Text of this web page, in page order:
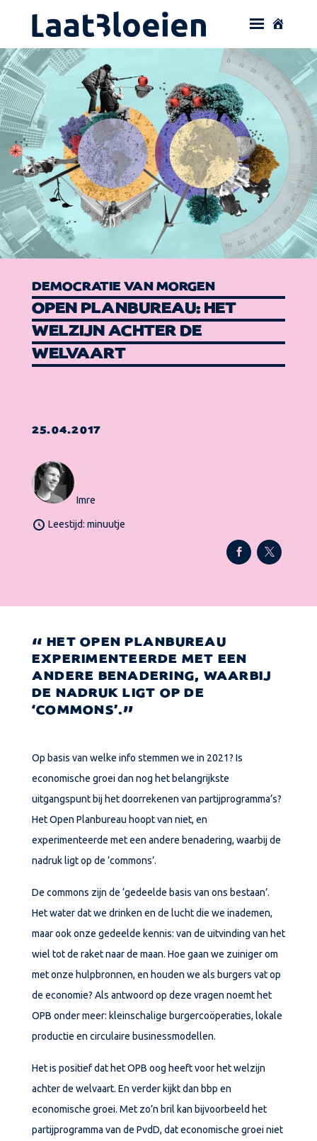
DEMOCRATIE VAN MORGEN
OPEN PLANBUREAU: HET
WELZIJN ACHTER DE
WELVAART
25.04.2017
Imre
Leestijd: minuutje
HET OPEN PLANBUREAU
EXPERIMENTEERDE MET EEN
ANDERE BENADERING, WAARBIJ
DE NADRUK LIGT OP DE
‘COMMONS’.
Op basis van welke info stemmen we in 2021? Is
economische groei dan nog het belangrijkste
uitgangspunt bij het doorrekenen van partijprogramma’s?
Het Open Planbureau hoopt van niet, en
experimenteerde met een andere benadering, waarbij de
nadruk ligt op de ‘commons’.
De commons zijn de ‘gedeelde basis van ons bestaan’.
Het water dat we drinken en de lucht die we inademen,
maar ook onze gedeelde kennis: van de uitvinding van het
wiel tot de raket naar de maan. Hoe gaan we zuiniger om
met onze hulpbronnen, en houden we als burgers vat op
de economie? Als antwoord op deze vragen noemt het
OPB onder meer: kleinschalige burgercoöperaties, lokale
productie en circulaire businessmodellen.
Het is positief dat het OPB oog heeft voor het welzijn
achter de welvaart. En verder kijkt dan bbp en
economische groei. Met zo’n bril kan bijvoorbeeld het
partijprogramma van de PvdD, dat economische groei niet